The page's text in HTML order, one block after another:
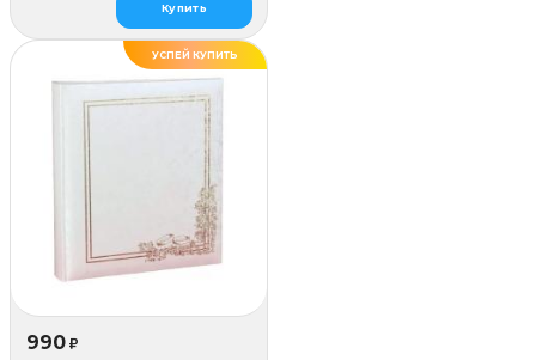
Купить
УСПЕЙ КУПИТЬ
990 ₽